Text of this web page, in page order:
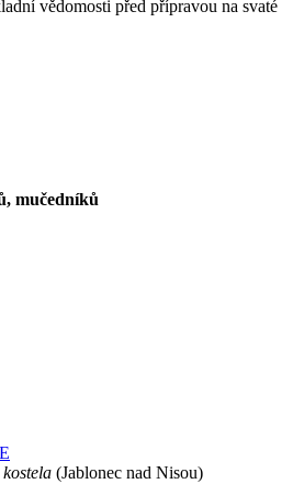
vědomosti před přípravou na svaté
mučedníků
barva
(Jablonec nad Nisou)